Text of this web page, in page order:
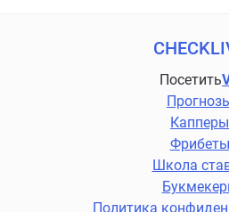
Посетить
Капперы
Фрибеты
Школа
Политика